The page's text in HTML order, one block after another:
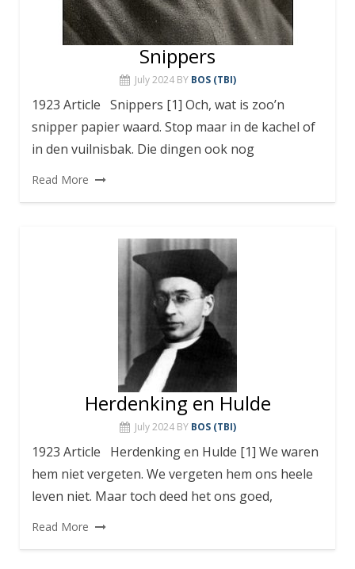
Snippers
July 2024 BY BOS (TBI)
1923 Article Snippers [1] Och, wat is zoo’n
snipper papier waard. Stop maar in de kachel of
in den vuilnisbak. Die dingen ook nog
Read More
Herdenking en Hulde
July 2024 BY BOS (TBI)
1923 Article Herdenking en Hulde [1] We waren
hem niet vergeten. We vergeten hem ons heele
leven niet. Maar toch deed het ons goed,
Read More